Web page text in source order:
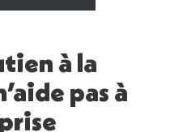
à la
pas à